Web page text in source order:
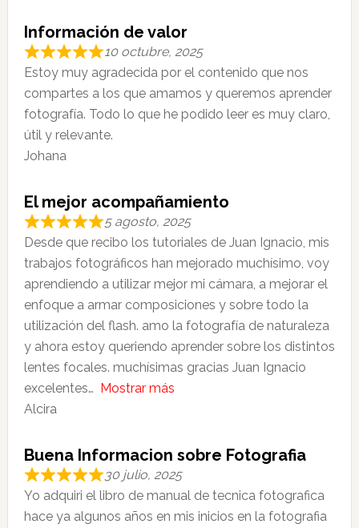
Información de valor
10 octubre, 2025
Estoy muy agradecida por el contenido que nos
compartes a los que amamos y queremos aprender
fotografía. Todo lo que he podido leer es muy claro,
útil y relevante.
Johana
El mejor acompañamiento
5 agosto, 2025
Desde que recibo los tutoriales de Juan Ignacio, mis
trabajos fotográficos han mejorado muchísimo, voy
aprendiendo a utilizar mejor mi cámara, a mejorar el
enfoque a armar composiciones y sobre todo la
utilización del flash. amo la fotografía de naturaleza
y ahora estoy queriendo aprender sobre los distintos
lentes focales. muchísimas gracias Juan Ignacio
excelentes
Mostrar más
Alcira
Buena Informacion sobre Fotografia
30 julio, 2025
Yo adquiri el libro de manual de tecnica fotografica
hace ya algunos años en mis inicios en la fotografia